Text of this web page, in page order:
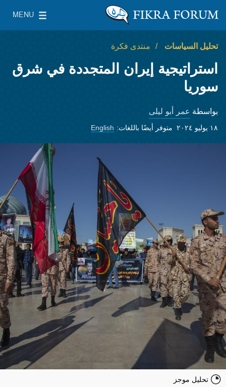
معهد واشنطن لسياسات الشرق الأدنى
MENU
Main Menu
تحليل السياسات منتدى فكرة
استراتيجية إيران المتجددة في شرق
سوريا
بواسطة عمر أبو ليلى
١٨ يوليو ٢٠٢٤ متوفر أيضًا باللغات: English
تحليل موجز